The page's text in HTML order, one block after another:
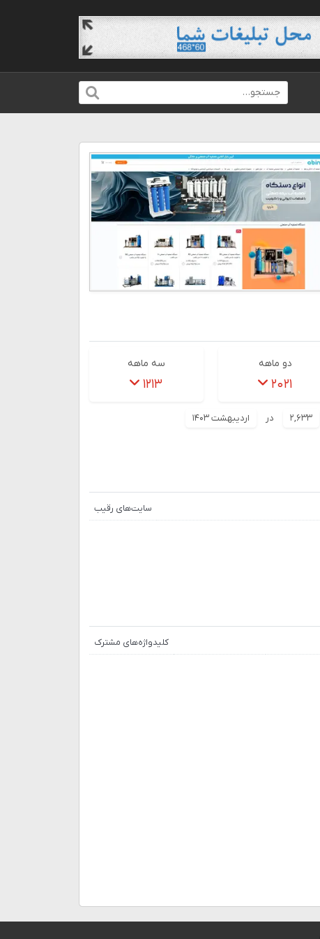
دو ماهه
۲۰۲۱
سه ماهه
۱۲۱۳
۲,۶۳۳ در اردیبهشت ۱۴۰۳
سایت‌های رقیب
کلیدواژه‌های مشترک